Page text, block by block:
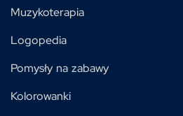
Muzykoterapia
Logopedia
Pomysły na zabawy
Kolorowanki